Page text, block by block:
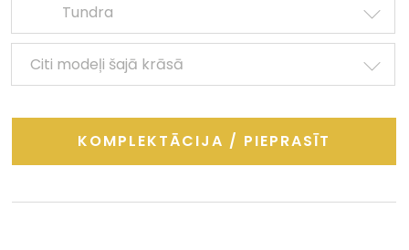
Tundra
Citi modeļi šajā krāsā
KOMPLEKTĀCIJA / PIEPRASĪT